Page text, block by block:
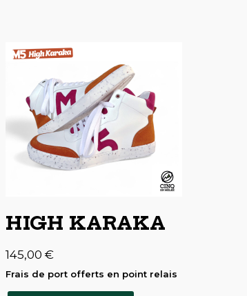
HIGH KARAKA
145,00 €
Frais de port offerts en point relais